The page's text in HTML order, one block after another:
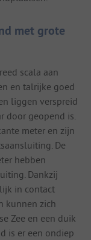
met grote
scala aan
en talrijke goed
liggen verspreid
door geopend is.
meter en zijn
De
hebben
Dankzij
in contact
kunnen zich
Zee en een duik
is er een ondiep